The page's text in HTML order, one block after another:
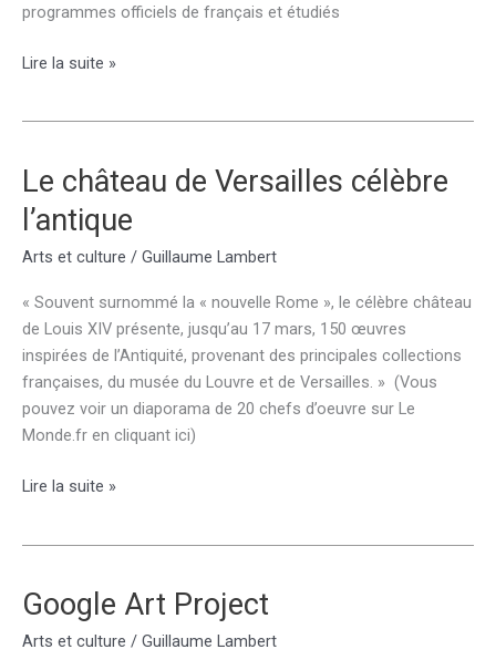
programmes officiels de français et étudiés
Lectures
Lire la suite »
Le château de Versailles célèbre
l’antique
Arts et culture / Guillaume Lambert
« Souvent surnommé la « nouvelle Rome », le célèbre château
de Louis XIV présente, jusqu’au 17 mars, 150 œuvres
inspirées de l’Antiquité, provenant des principales collections
françaises, du musée du Louvre et de Versailles. » (Vous
pouvez voir un diaporama de 20 chefs d’oeuvre sur Le
Monde.fr en cliquant ici)
Le
célèbre
l’antique
Lire la suite »
Google Art Project
Arts et culture / Guillaume Lambert